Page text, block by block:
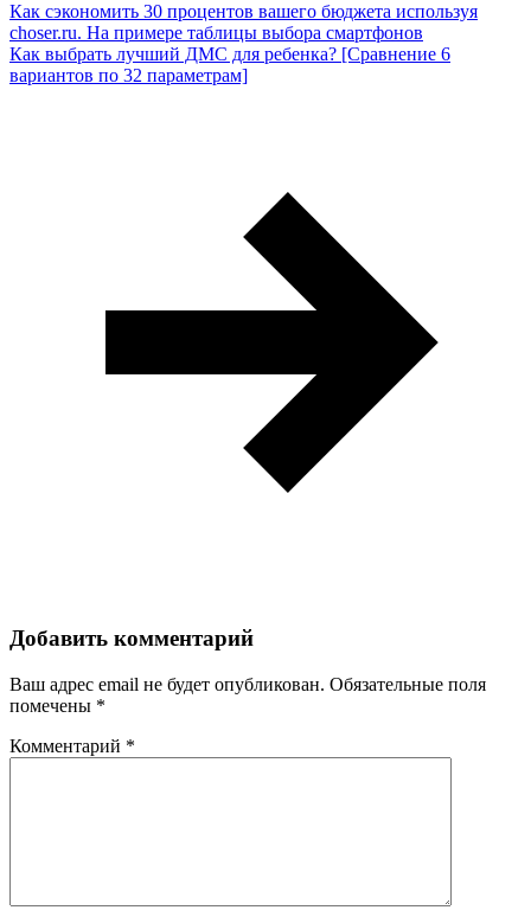
Как сэкономить 30 процентов вашего бюджета используя
choser.ru. На примере таблицы выбора смартфонов
Как выбрать лучший ДМС для ребенка? [Сравнение 6
вариантов по 32 параметрам]
Добавить комментарий
Ваш адрес email не будет опубликован. Обязательные поля
помечены *
Комментарий *